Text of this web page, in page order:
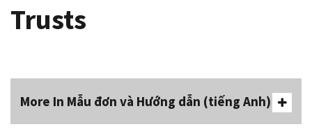
Trusts
More In Mẫu đơn và Hướng dẫn (tiếng Anh)